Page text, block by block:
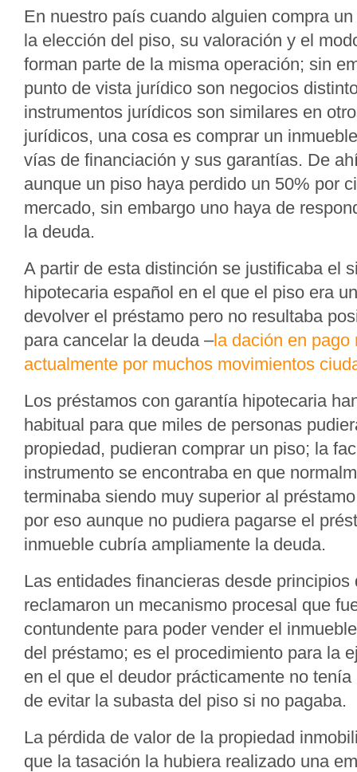
En nuestro país cuando alguien compra
la elección del piso, su valoración y el
forman parte de la misma operación; sin
punto de vista jurídico son negocios
instrumentos jurídicos son similares en
jurídicos, una cosa es comprar un
vías de financiación y sus garantías. De
aunque un piso haya perdido un 50% por
mercado, sin embargo uno haya de
la deuda.
A partir de esta distinción se justificaba el
hipotecaria español en el que el piso era
devolver el préstamo pero no resultaba
para cancelar la deuda –la dación en pago
actualmente por muchos movimientos
Los préstamos con garantía hipotecaria
habitual para que miles de personas
propiedad, pudieran comprar un piso; la
instrumento se encontraba en que
terminaba siendo muy superior al
por eso aunque no pudiera pagarse el
inmueble cubría ampliamente la deuda.
Las entidades financieras desde principios
reclamaron un mecanismo procesal que
contundente para poder vender el
del préstamo; es el procedimiento para la
en el que el deudor prácticamente no
de evitar la subasta del piso si no pagaba.
La pérdida de valor de la propiedad
que la tasación la hubiera realizado una